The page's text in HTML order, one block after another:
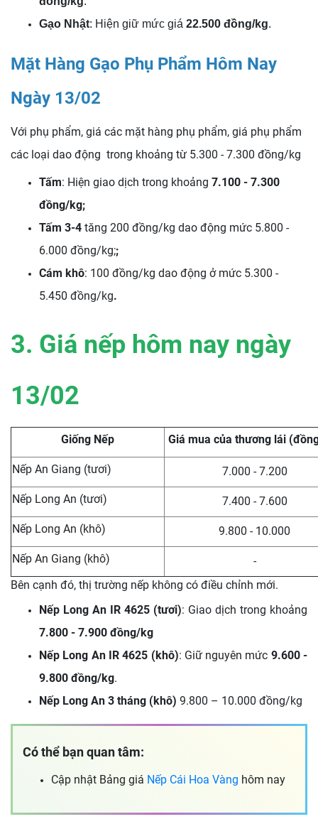
Gạo Nhật: Hiện giữ mức giá 22.500 đồng/kg.
Mặt Hàng Gạo Phụ Phẩm Hôm Nay
Ngày 13/02
Với phụ phẩm, giá các mặt hàng phụ phẩm, giá phụ phẩm
các loại dao động trong khoảng từ 5.300 - 7.300 đồng/kg
Tấm: Hiện giao dịch trong khoảng 7.100 - 7.300
đồng/kg;
Tấm 3-4 tăng 200 đồng/kg dao động mức 5.800 -
6.000 đồng/kg;;
Cám khô: 100 đồng/kg dao động ở mức 5.300 -
5.450 đồng/kg.
3. Giá nếp hôm nay ngày
13/02
Giống Nếp Giá mua của thương lái
Nếp An Giang (tươi) 7.000 - 7.200
Nếp Long An (tươi) 7.400 - 7.600
Nếp Long An (khô) 9.800 - 10.000
Nếp An Giang (khô)
-
Bên cạnh đó, thị trường nếp không có điều chỉnh mới.
Nếp Long An IR 4625 (tươi): Giao dịch trong khoảng
7.800 - 7.900 đồng/kg
Nếp Long An IR 4625 (khô): Giữ nguyên mức 9.600 -
9.800 đồng/kg.
Nếp Long An 3 tháng (khô) 9.800 – 10.000 đồng/kg
Có thể bạn quan tâm:
Cập nhật Bảng giá Nếp Cái Hoa Vàng hôm nay